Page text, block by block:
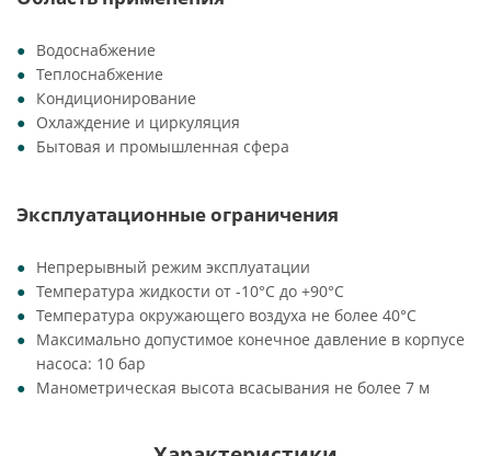
Водоснабжение
Теплоснабжение
Кондиционирование
Охлаждение и циркуляция
Бытовая и промышленная сфера
Эксплуатационные ограничения
Непрерывный режим эксплуатации
Температура жидкости от -10°C до +90°C
Температура окружающего воздуха не более 40°C
Максимально допустимое конечное давление в корпусе
насоса: 10 бар
Манометрическая высота всасывания не более 7 м